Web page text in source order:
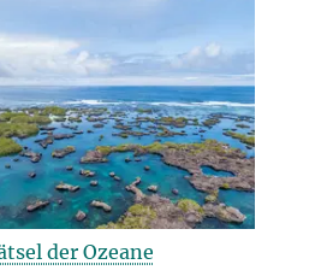
der Ozeane